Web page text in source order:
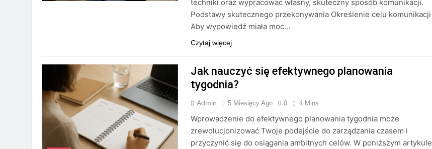
techniki oraz wypracować własny, skuteczny sposób komunikacji.
Podstawy skutecznego przekonywania Określenie celu komunikacji
Aby wypowiedź miała moc…
Czytaj więcej
Jak nauczyć się efektywnego planowania
tygodnia?
Admin 5 Miesięcy Ago 0 4 Mins
Wprowadzenie do efektywnego planowania tygodnia może
zrewolucjonizować Twoje podejście do zarządzania czasem i
przyczynić się do osiągania ambitnych celów. W poniższym artykule